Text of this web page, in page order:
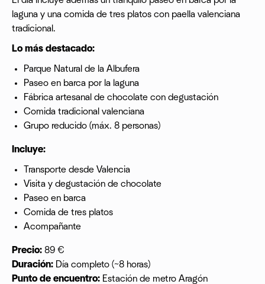
laguna y una comida de tres platos con paella valenciana
tradicional.
Lo más destacado:
Parque Natural de la Albufera
Paseo en barca por la laguna
Fábrica artesanal de chocolate con degustación
Comida tradicional valenciana
Grupo reducido (máx. 8 personas)
Incluye:
Transporte desde Valencia
Visita y degustación de chocolate
Paseo en barca
Comida de tres platos
Acompañante
Precio: 89 €
Duración: Día completo (~8 horas)
Punto de encuentro: Estación de metro Aragón